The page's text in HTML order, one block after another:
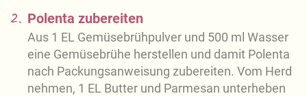
2. Polenta zubereiten
Aus 1 EL Gemüsebrühpulver und 500 ml Wasser
eine Gemüsebrühe herstellen und damit Polenta
nach Packungsanweisung zubereiten. Vom Herd
nehmen, 1 EL Butter und Parmesan unterheben